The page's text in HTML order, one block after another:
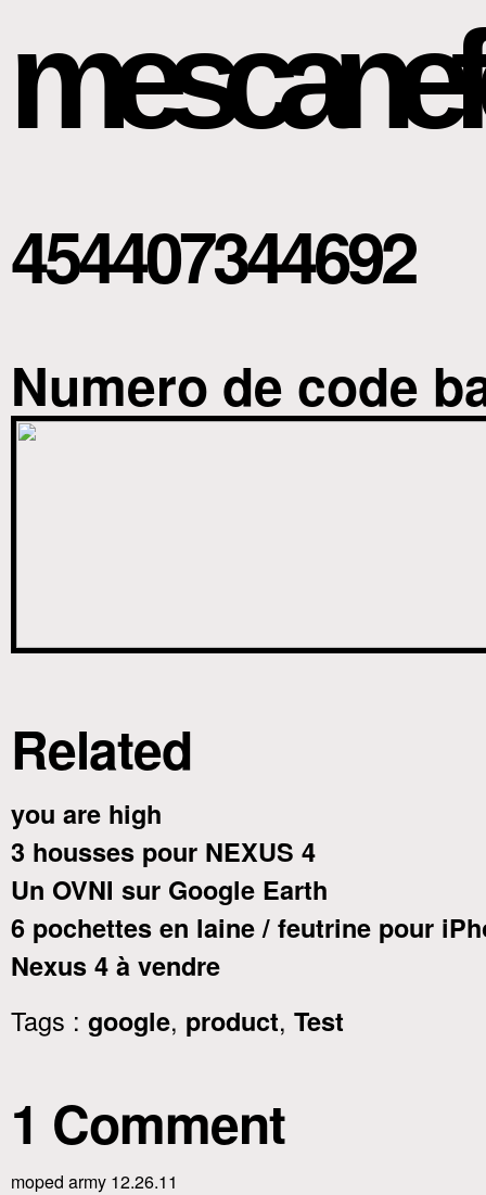
454407344692
Numero de code
Related
you are high
3 housses pour NEXUS 4
Un OVNI sur Google Earth
6 pochettes en laine / feutrine pour
Nexus 4 à vendre
Tags : google, product, Test
1 Comment
moped army 12.26.11